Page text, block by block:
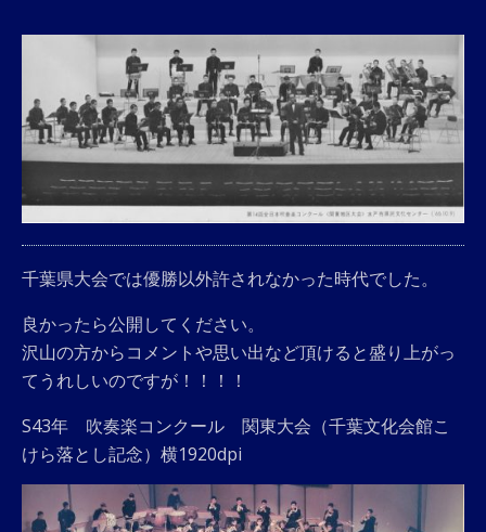
千葉県大会では優勝以外許されなかった時代でした。
良かったら公開してください。
沢山の方からコメントや思い出など頂けると盛り上がっ
てうれしいのですが！！！！
S43年 吹奏楽コンクール 関東大会（千葉文化会館こ
けら落とし記念）横1920dpi